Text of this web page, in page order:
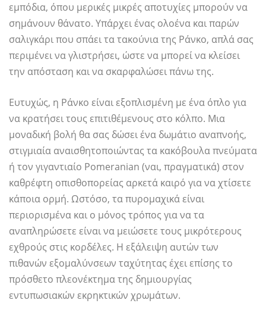
εμπόδια, όπου μερικές μικρές αποτυχίες μπορούν να
σημάνουν θάνατο. Υπάρχει ένας ολοένα και παρών
σαλιγκάρι που σπάει τα τακούνια της Ράνκο, απλά σας
περιμένει να γλιστρήσει, ώστε να μπορεί να κλείσει
την απόσταση και να σκαρφαλώσει πάνω της.
Ευτυχώς, η Ράνκο είναι εξοπλισμένη με ένα όπλο για
να κρατήσει τους επιτιθέμενους στο κόλπο. Μια
μοναδική βολή θα σας δώσει ένα δωμάτιο αναπνοής,
στιγμιαία αναισθητοποιώντας τα κακόβουλα πνεύματα
ή τον γιγαντιαίο Pomeranian (ναι, πραγματικά) στον
καθρέφτη οπισθοπορείας αρκετά καιρό για να χτίσετε
κάποια ορμή. Ωστόσο, τα πυρομαχικά είναι
περιορισμένα και ο μόνος τρόπος για να τα
αναπληρώσετε είναι να μειώσετε τους μικρότερους
εχθρούς στις κορδέλες. Η εξάλειψη αυτών των
πιθανών εξομαλύνσεων ταχύτητας έχει επίσης το
πρόσθετο πλεονέκτημα της δημιουργίας
εντυπωσιακών εκρηκτικών χρωμάτων.